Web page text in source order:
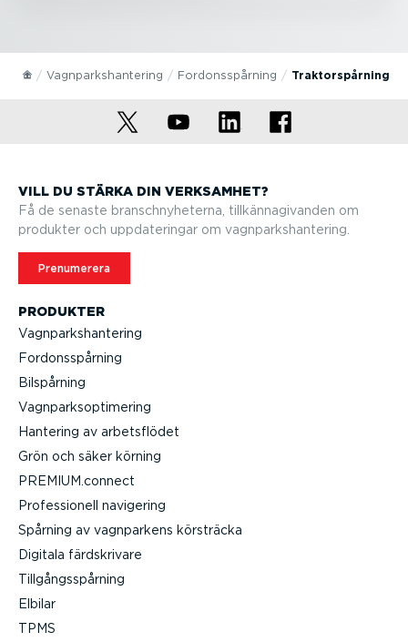
Vagnparks­han­tering Fordons­spårning Traktor­spårning
PRODUKTER
Vagnparks­han­tering
Fordons­spårning
Bilspårning
Vagnparksop­ti­mering
Hantering av arbets­flödet
Grön och säker körning
PREMIUM.connect
Profes­sionell navigering
Spårning av vagnparkens körsträcka
Digitala färdskrivare
Tillgångs­spårning
Elbilar
TPMS
VILL DU STÄRKA DIN VERKSAMHET?
Få de senaste branschny­he­terna, tillkän­na­gi­vanden om
produkter och uppda­te­ringar om vagnparks­han­tering.
Prenumerera